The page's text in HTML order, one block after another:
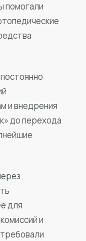
помогали
и внедрения
до перехода
для
и